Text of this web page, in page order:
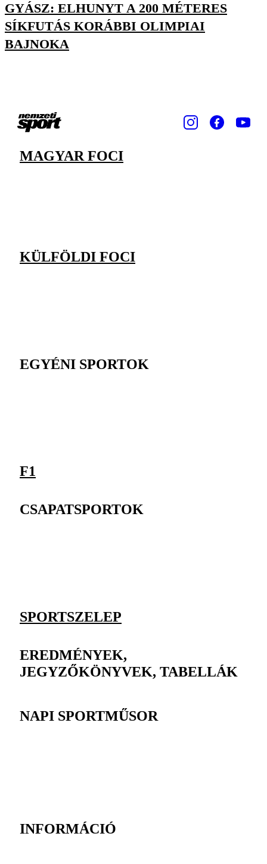
GYÁSZ: ELHUNYT A 200 MÉTERES
SÍKFUTÁS KORÁBBI OLIMPIAI
BAJNOKA
MAGYAR FOCI
KÜLFÖLDI FOCI
EGYÉNI SPORTOK
F1
CSAPATSPORTOK
SPORTSZELEP
EREDMÉNYEK,
JEGYZŐKÖNYVEK, TABELLÁK
NAPI SPORTMŰSOR
INFORMÁCIÓ